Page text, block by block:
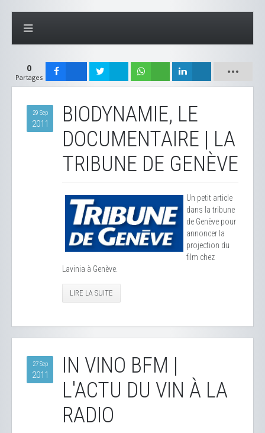
0
Partages
29 Sep
2011
BIODYNAMIE, LE
DOCUMENTAIRE | LA
TRIBUNE DE GENÈVE
Un petit article
dans la tribune
de Genève pour
annoncer la
projection du
film chez
Lavinia à Genève.
LIRE LA SUITE
27 Sep
2011
IN VINO BFM |
L'ACTU DU VIN À LA
RADIO